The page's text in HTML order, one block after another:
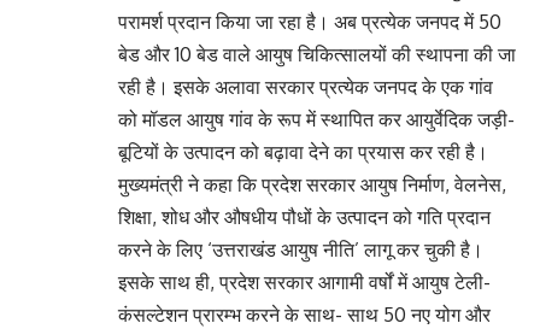
परामर्श प्रदान किया जा रहा है। अब प्रत्येक जनपद में 50
बेड और 10 बेड वाले आयुष चिकित्सालयों की स्थापना की जा
रही है। इसके अलावा सरकार प्रत्येक जनपद के एक गांव
को मॉडल आयुष गांव के रूप में स्थापित कर आयुर्वेदिक जड़ी-
बूटियों के उत्पादन को बढ़ावा देने का प्रयास कर रही है।
मुख्यमंत्री ने कहा कि प्रदेश सरकार आयुष निर्माण, वेलनेस,
शिक्षा, शोध और औषधीय पौधों के उत्पादन को गति प्रदान
करने के लिए ‘उत्तराखंड आयुष नीति’ लागू कर चुकी है।
इसके साथ ही, प्रदेश सरकार आगामी वर्षों में आयुष टेली-
कंसल्टेशन प्रारम्भ करने के साथ- साथ 50 नए योग और